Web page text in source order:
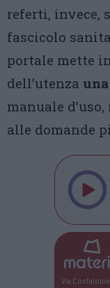
referti, invece,
fascicolo
portale mette
dell’utenza
manuale
alle domande
Via